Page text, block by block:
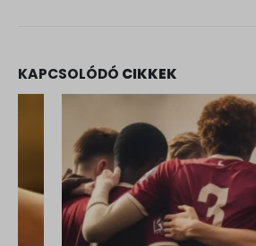
KAPCSOLÓDÓ CIKKEK